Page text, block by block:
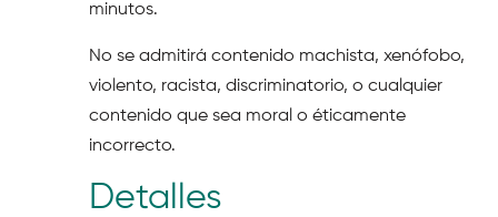
minutos.
No se admitirá contenido machista, xenófobo,
violento, racista, discriminatorio, o cualquier
contenido que sea moral o éticamente
incorrecto.
Detalles